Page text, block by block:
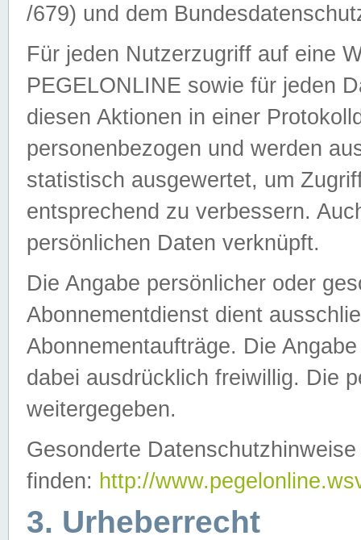
/679) und dem
Für jeden Nutzerzugriff auf eine
PEGELONLINE sowie für jeden
diesen Aktionen in einer
personenbezogen und werden
statistisch ausgewertet, um
entsprechend zu verbessern.
persönlichen Daten verknüpft.
Die Angabe persönlicher oder
Abonnementdienst dient
Abonnementaufträge. Die
dabei ausdrücklich freiwillig. Die
weitergegeben.
Gesonderte
finden: http://
3. Urheberrecht